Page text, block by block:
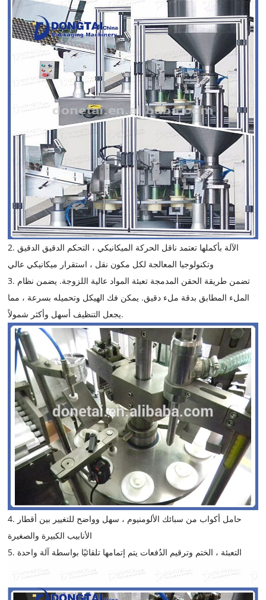
2. الآلة بأكملها تعتمد ناقل الحركة الميكانيكي ، التحكم الدقيق الدقيق
وتكنولوجيا المعالجة لكل مكون نقل ، استقرار ميكانيكي عالي
3. تضمن طريقة الحقن المدمجة تعبئة المواد عالية اللزوجة. يضمن نظام
الملء المطابق بدقة ملء دقيق. يمكن فك الهيكل وتحميله بسرعة ، مما
يجعل التنظيف أسهل وأكثر شمولاً.
4. حامل أكواب من سبائك الألومنيوم ، سهل وواضح للتغيير بين أقطار
الأنابيب الكبيرة والصغيرة
5. التعبئة ، الختم وترقيم الدُفعات يتم إتمامها تلقائيًا بواسطة آلة واحدة